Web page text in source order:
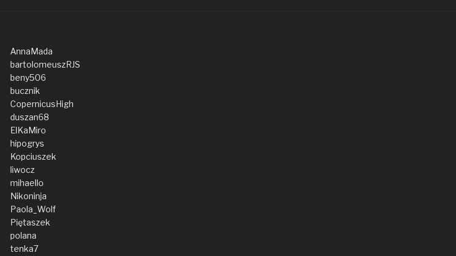
AnnaMada
bartolomeuszRJS
beny506
bucznik
CopernicusHigh
duszan68
ElKaMiro
hipogrys
Kopciuszek
liwocz
mihaello
Nikoninja
Paola_Wolf
Piętaszek
polana
tenka7